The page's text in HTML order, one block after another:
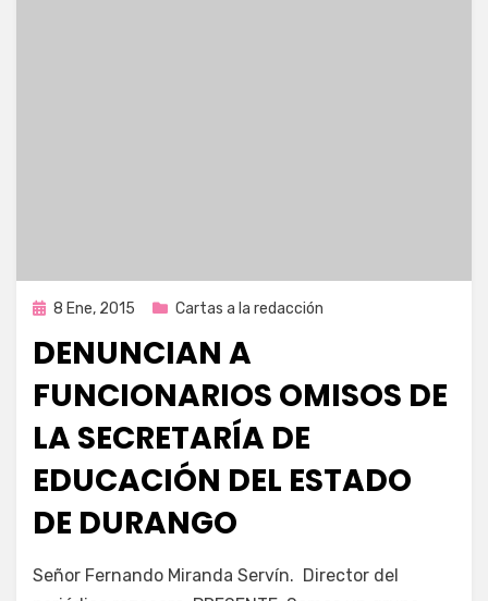
Publicada
8 Ene, 2015 Cartas a la redacción
DENUNCIAN A
FUNCIONARIOS OMISOS DE
LA SECRETARÍA DE
EDUCACIÓN DEL ESTADO
DE DURANGO
por Enrique
Señor Fernando Miranda Servín. Director del